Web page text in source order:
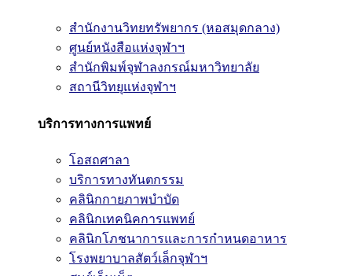
สำนักงานวิทยทรัพยากร (หอสมุดกลาง)
ศูนย์หนังสือแห่งจุฬาฯ
สำนักพิมพ์จุฬาลงกรณ์มหาวิทยาลัย
สถานีวิทยุแห่งจุฬาฯ
บริการทางการแพทย์
โอสถศาลา
บริการทางทันตกรรม
คลินิกกายภาพบำบัด
คลินิกเทคนิคการแพทย์
คลินิกโภชนาการและการกำหนดอาหาร
โรงพยาบาลสัตว์เล็กจุฬาฯ